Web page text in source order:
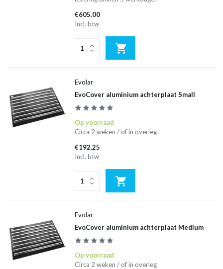
€605,00
Incl. btw
Evolar
EvoCover aluminium achterplaat Small
Op voorraad
Circa 2 weken / of in overleg
€192,25
Incl. btw
Evolar
EvoCover aluminium achterplaat Medium
Op voorraad
Circa 2 weken / of in overleg